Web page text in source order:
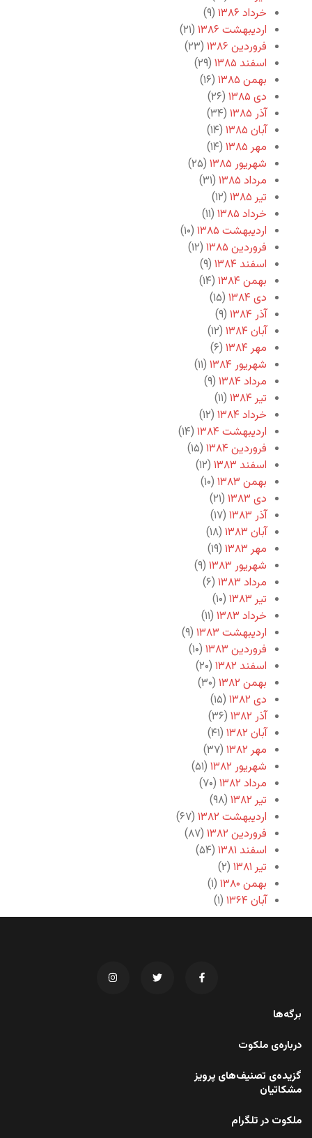
خرداد ۱۳۸۶
(۹)
اردیبهشت ۱۳۸۶
(۲۱)
فروردین ۱۳۸۶
(۲۳)
اسفند ۱۳۸۵
(۲۹)
بهمن ۱۳۸۵
(۱۶)
دی ۱۳۸۵
(۲۶)
آذر ۱۳۸۵
(۳۴)
آبان ۱۳۸۵
(۱۴)
مهر ۱۳۸۵
(۱۴)
شهریور ۱۳۸۵
(۲۵)
مرداد ۱۳۸۵
(۳۱)
تیر ۱۳۸۵
(۱۲)
خرداد ۱۳۸۵
(۱۱)
اردیبهشت ۱۳۸۵
(۱۰)
فروردین ۱۳۸۵
(۱۲)
اسفند ۱۳۸۴
(۹)
بهمن ۱۳۸۴
(۱۴)
دی ۱۳۸۴
(۱۵)
آذر ۱۳۸۴
(۹)
آبان ۱۳۸۴
(۱۲)
مهر ۱۳۸۴
(۶)
شهریور ۱۳۸۴
(۱۱)
مرداد ۱۳۸۴
(۹)
تیر ۱۳۸۴
(۱۱)
خرداد ۱۳۸۴
(۱۲)
اردیبهشت ۱۳۸۴
(۱۴)
فروردین ۱۳۸۴
(۱۵)
اسفند ۱۳۸۳
(۱۲)
بهمن ۱۳۸۳
(۱۰)
دی ۱۳۸۳
(۲۱)
آذر ۱۳۸۳
(۱۷)
آبان ۱۳۸۳
(۱۸)
مهر ۱۳۸۳
(۱۹)
شهریور ۱۳۸۳
(۹)
مرداد ۱۳۸۳
(۶)
تیر ۱۳۸۳
(۱۰)
خرداد ۱۳۸۳
(۱۱)
اردیبهشت ۱۳۸۳
(۹)
فروردین ۱۳۸۳
(۱۰)
اسفند ۱۳۸۲
(۲۰)
بهمن ۱۳۸۲
(۳۰)
دی ۱۳۸۲
(۱۵)
آذر ۱۳۸۲
(۳۶)
آبان ۱۳۸۲
(۴۱)
مهر ۱۳۸۲
(۳۷)
شهریور ۱۳۸۲
(۵۱)
مرداد ۱۳۸۲
(۷۰)
تیر ۱۳۸۲
(۹۸)
اردیبهشت ۱۳۸۲
(۶۷)
فروردین ۱۳۸۲
(۸۷)
اسفند ۱۳۸۱
(۵۴)
تیر ۱۳۸۱
(۲)
بهمن ۱۳۸۰
(۱)
آبان ۱۳۶۴
(۱)
برگه‌ها
درباره‌ی ملکوت
گزیده‌ی تصنیف‌های پرویز
مشکاتیان
ملکوت در تلگرام